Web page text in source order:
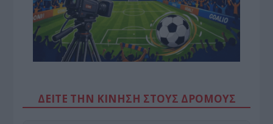
ΔΕΙΤΕ ΤΗΝ ΚΙΝΗΣΗ ΣΤΟΥΣ ΔΡΌΜΟΥΣ